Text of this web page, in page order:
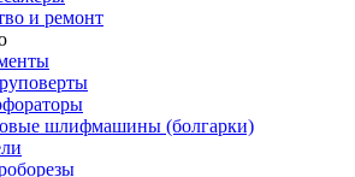
и ремонт
шлифмашины (болгарки)